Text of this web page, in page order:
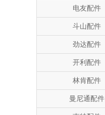
电友配件
斗山配件
劲达配件
开利配件
林肯配件
曼尼通配件